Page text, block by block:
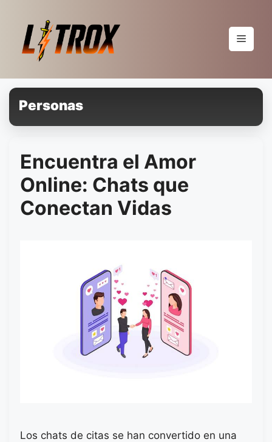
conteúdo
Menu
Personas
Encuentra el Amor
Online: Chats que
Conectan Vidas
Los chats de citas se han convertido en una